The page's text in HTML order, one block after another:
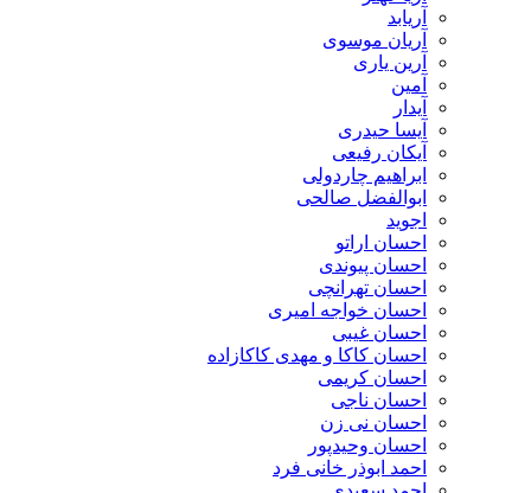
آریابد
آریان موسوی
آرین یاری
آمین
آیدار
آیسا حیدری
آیکان رفیعی
ابراهیم چاردولی
ابوالفضل صالحی
اجوید
احسان اراتو
احسان پیوندی
احسان تهرانچی
احسان خواجه امیری
احسان غیبی
احسان کاکا و مهدی کاکازاده
احسان کریمی
احسان ناجی
احسان نی زن
احسان وحیدپور
احمد ابوذر خانی فرد